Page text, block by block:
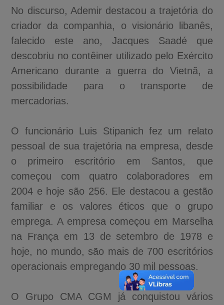
No discurso, Ademir destacou a trajetória do
criador da companhia, o visionário libanês,
falecido este ano, Jacques Saadé que
descobriu no contêiner utilizado pelo Exército
Americano durante a guerra do Vietnã, a
possibilidade para o transporte de
mercadorias.
O funcionário Luis Stipanich fez um relato
pessoal de sua trajetória na empresa, desde
o primeiro escritório em Santos, que
começou com quatro colaboradores em
2004 e hoje são 256. Ele destacou a gestão
familiar e os valores éticos que o grupo
emprega. A empresa começou em Marselha
na França em 13 de setembro de 1978 e
hoje, no mundo, são mais de 700 escritórios
operacionais empregando 30 mil pessoas.
O Grupo CMA CGM já conquistou vários